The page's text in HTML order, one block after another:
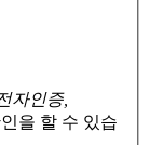
자인증,
을 할 수 있습